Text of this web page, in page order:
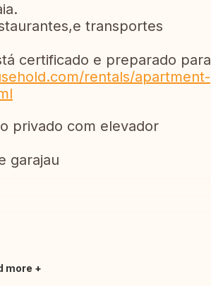
transportes
certificado e preparado para
rentals/apartment-
privado com elevador
garajau
more